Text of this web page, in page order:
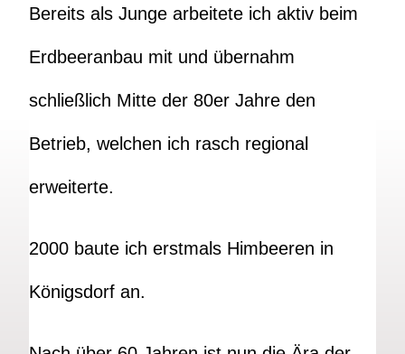
Bereits als Junge arbeitete ich aktiv beim
Erdbeeranbau mit und übernahm
schließlich Mitte der 80er Jahre den
Betrieb, welchen ich rasch regional
erweiterte.
2000 baute ich erstmals Himbeeren in
Königsdorf an.